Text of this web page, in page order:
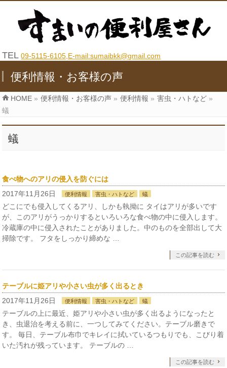
TEL09-5115-6105,E-mail:sumaibkk@gmail.com
便利情報・お客様の声
HOME » 便利情報・お客様の声 » 便利情報 » 害虫・ハトなど »
蟻
蟻
食べ物へのアリの侵入を防ぐには
2017年11月26日
便利情報 害虫・ハトなど 蟻
どこにでも侵入してくるアリ、しかも執拗に タイはアリが多いです
が、このアリがうっかりするといろいろな食べ物の中に侵入します。
冷蔵庫の中に侵入されたことがありました。中のものを全部出して大
掃除です。 フタをしっかり締めな …
この記事を読む
テーブルに姫アリや小さい虫が多く出るとき
2017年11月26日
便利情報 害虫・ハトなど 蟻
テーブルの上に最近、姫アリや小さい虫が多く出るようになったと
き、虫退治を考える前に、一つしてみてください。テーブル磨きで
す。 毎日、テーブル布巾でキレイに拭いているつもりでも、こびり着
いた汚れが残っています。 テーブルの …
この記事を読む